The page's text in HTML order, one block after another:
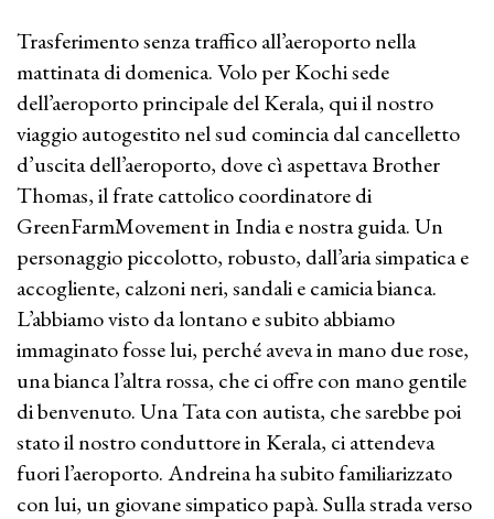
Trasferimento senza traffico all’aeroporto nella
mattinata di domenica. Volo per Kochi sede
dell’aeroporto principale del Kerala, qui il nostro
viaggio autogestito nel sud comincia dal cancelletto
d’uscita dell’aeroporto, dove cì aspettava Brother
Thomas, il frate cattolico coordinatore di
GreenFarmMovement in India e nostra guida. Un
personaggio piccolotto, robusto, dall’aria simpatica e
accogliente, calzoni neri, sandali e camicia bianca.
L’abbiamo visto da lontano e subito abbiamo
immaginato fosse lui, perché aveva in mano due rose,
una bianca l’altra rossa, che ci offre con mano gentile
di benvenuto. Una Tata con autista, che sarebbe poi
stato il nostro conduttore in Kerala, ci attendeva
fuori l’aeroporto. Andreina ha subito familiarizzato
con lui, un giovane simpatico papà. Sulla strada verso